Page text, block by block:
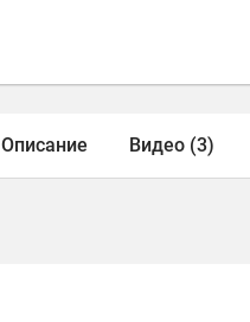
Описание Видео (3)